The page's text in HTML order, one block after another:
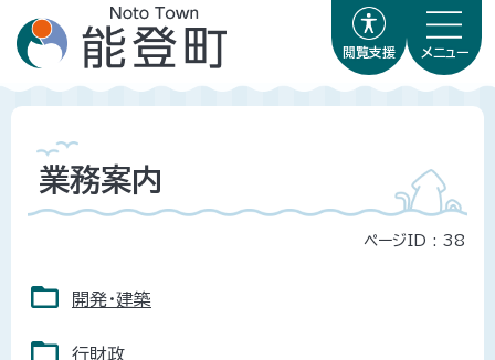
閲覧支援 メニュー
業務案内
ページID : 38
開発・建築
行財政